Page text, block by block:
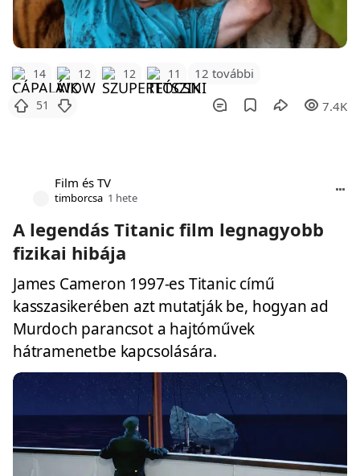
14 12 12 11 12 további
51 7.4K
Film és TV
timborcsa 1 hete
A legendás Titanic film legnagyobb
fizikai hibája
James Cameron 1997-es Titanic című
kasszasikerében azt mutatják be, hogyan ad
Murdoch parancsot a hajtóművek
hátramenetbe kapcsolására.